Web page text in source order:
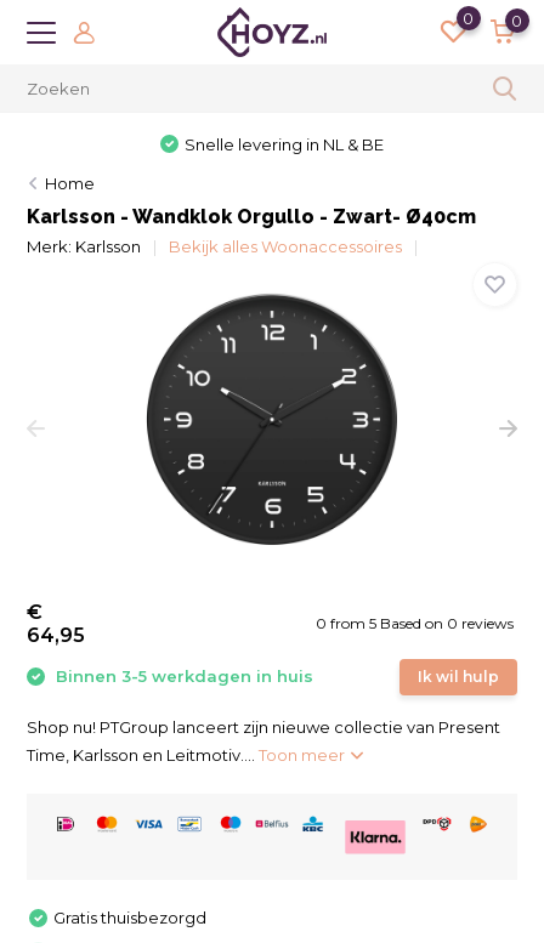
0 0
Snelle levering in NL & BE
Home
Karlsson - Wandklok Orgullo - Zwart- Ø40cm
Merk: Karlsson Bekijk alles Woonaccessoires
0 from 5 Based on 0 reviews
Ik wil hulp
€
64,95
Binnen 3-5 werkdagen in huis
Shop nu! PTGroup lanceert zijn nieuwe collectie van Present
Time, Karlsson en Leitmotiv....Toon meer
Gratis thuisbezorgd